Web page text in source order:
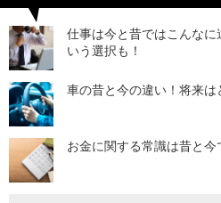
仕事は今と昔ではこんなに
いう選択も！
車の昔と今の違い！将来は
お金に関する常識は昔と今